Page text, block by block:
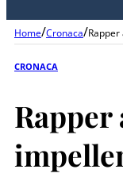
Home/Cronaca/
CRONACA